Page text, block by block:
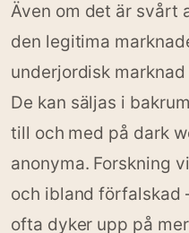
Även om det är svårt
den legitima
underjordisk
De kan säljas i
till och med på dark
anonyma. Forskning
och ibland förfalskad
ofta dyker upp på